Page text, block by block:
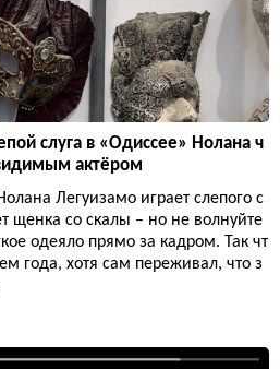
слуга в «Одиссее» Нолана ч
актёром
Легуизамо играет слепого с
щенка со скалы – но не волнуйте
одеяло прямо за кадром. Так чт
года, хотя сам переживал, что з